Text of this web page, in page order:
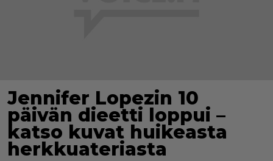
Jennifer Lopezin 10
päivän dieetti loppui –
katso kuvat huikeasta
herkkuateriasta